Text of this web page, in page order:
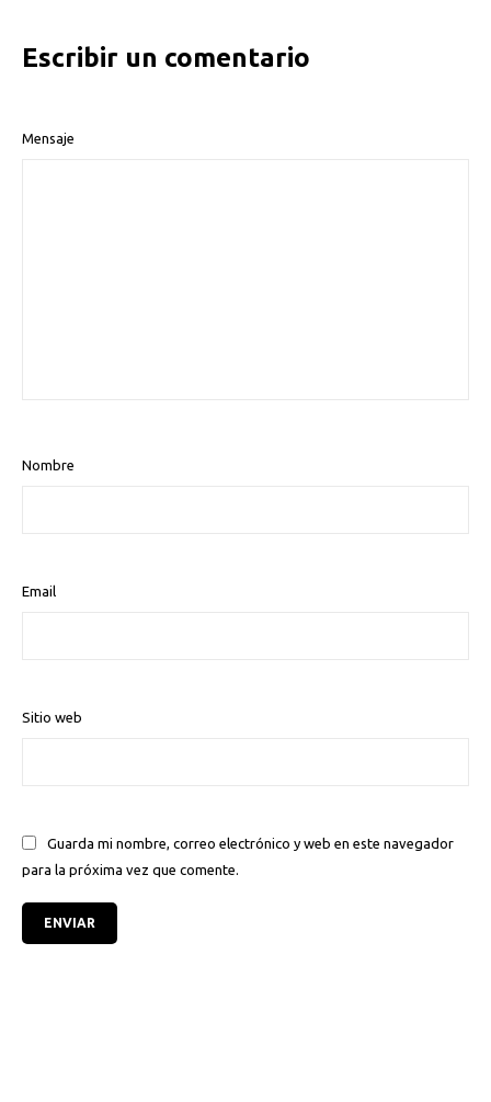
Escribir un comentario
Mensaje
Nombre
Email
Sitio web
Guarda mi nombre, correo electrónico y web en este navegador
para la próxima vez que comente.